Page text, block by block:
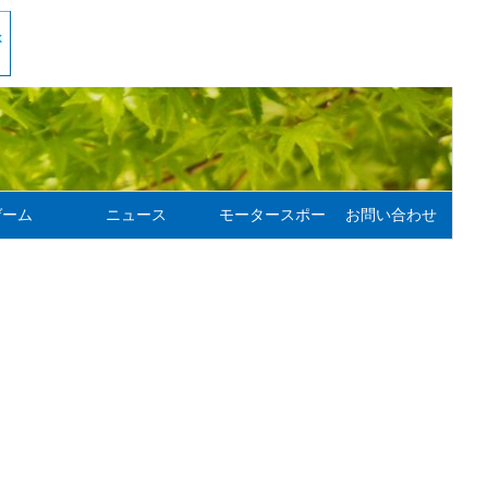
ム ニュース モータースポーツ お問い合わせ